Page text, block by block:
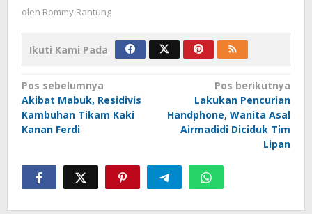
oleh Rommy Rantung
Ikuti Kami Pada
Navigasi
pos
Pos sebelumnya
Akibat Mabuk, Residivis
Kambuhan Tikam Kaki
Kanan Ferdi
Pos berikutnya
Lakukan Pencurian
Handphone, Wanita Asal
Airmadidi Diciduk Tim
Lipan